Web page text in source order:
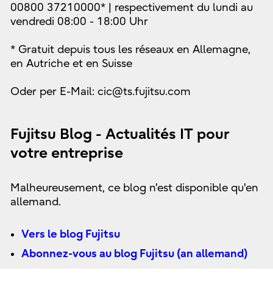
00800 37210000* | respectivement du lundi au
vendredi 08:00 - 18:00 Uhr
* Gratuit depuis tous les réseaux en Allemagne,
en Autriche et en Suisse
Oder per E-Mail: cic@ts.fujitsu.com
Fujitsu Blog - Actualités IT pour
votre entreprise
Malheureusement, ce blog n'est disponible qu'en
allemand.
Vers le blog Fujitsu
Abonnez-vous au blog Fujitsu (an allemand)